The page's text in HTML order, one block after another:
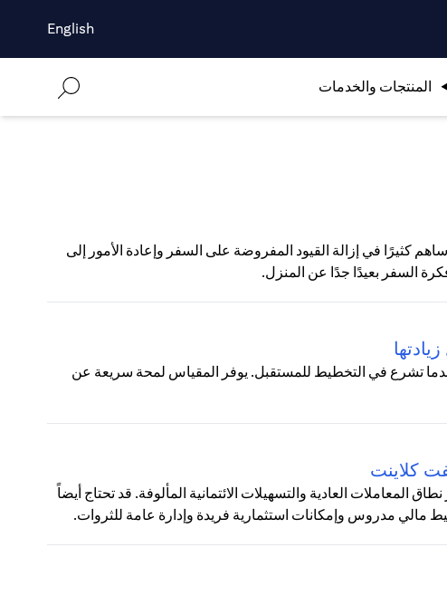
English
المنتجات والخدمات
من أن حصول الكثيرين على التطعيم ضد كوفيد-19 قد ساهم كثيرًا في إزالة القيود المفروضة على السفر وإعادة الأمور إلى
السفر بعيدًا جدًا عن المنزل.
تشرع في التخطيط للمستقبل. يوفر المقياس لمحة سريعة عن
كلاينت
المعاملات العادية والتسهيلات الائتمانية المألوفة. قد تحتاج أيضاً
مدروس وإمكانات استثمارية فريدة وإدارة عامة للثروات.